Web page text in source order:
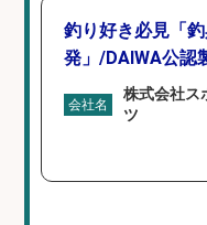
釣り好き必見「
発」/DAIWA公認
会社名
株式会社ス
ツ